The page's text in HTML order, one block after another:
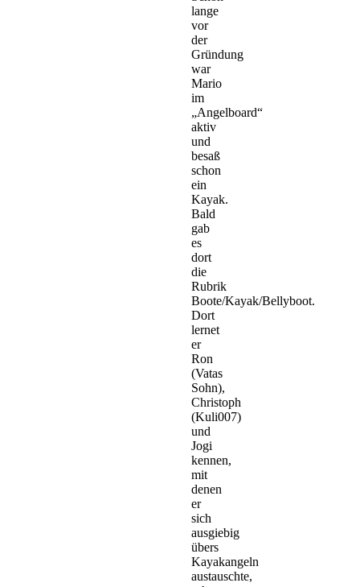
lange
vor
der
Gründung
war
Mario
im
„Angelboard“
aktiv
und
besaß
schon
ein
Kayak.
Bald
gab
es
dort
die
Rubrik
Boote/Kayak/Bellyboot.
Dort
lernet
er
Ron
(Vatas
Sohn),
Christoph
(Kuli007)
und
Jogi
kennen,
mit
denen
er
sich
ausgiebig
übers
Kayakangeln
austauschte,